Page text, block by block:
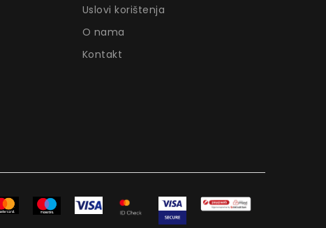
Uslovi korištenja
O nama
Kontakt